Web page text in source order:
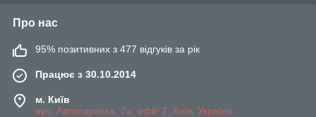
Про нас
95% позитивних з 477 відгуків за рік
Працює з 30.10.2014
м. Київ
вул. Автопаркова, 7а, офіс 7, Київ, Україна